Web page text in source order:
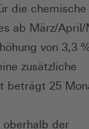
die
ab März/April/
von 3,3
zusätzliche
beträgt 25
oberhalb der